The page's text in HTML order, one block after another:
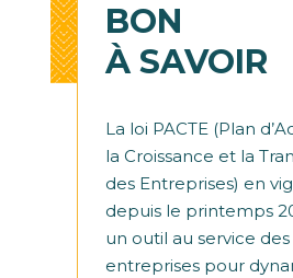
BON
À SAVOIR
La loi PACTE (Plan
la Croissance et la
des Entreprises) en
depuis le printemps
un outil au service des
entreprises pour